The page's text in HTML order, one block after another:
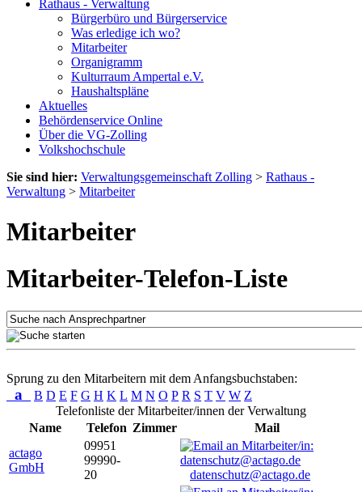
Rathaus - Verwaltung
Bürgerbüro und Bürgerservice
Was erledige ich wo?
Mitarbeiter
Organigramm
Kulturraum Ampertal e.V.
Haushaltspläne
Aktuelles
Behördenservice Online
Über die VG-Zolling
Volkshochschule
Sie sind hier: Verwaltungsgemeinschaft Zolling > Rathaus -
Verwaltung > Mitarbeiter
Mitarbeiter
Mitarbeiter-Telefon-Liste
Sprung zu den Mitarbeitern mit dem Anfangsbuchstaben:
a B D E F G H K L M N O P R S T V W Z
Telefonliste der Mitarbeiter/innen der Verwaltung
Name
Telefon Zimmer
Mail
actago
GmbH
09951
99990-
20
datenschutz@actago.de